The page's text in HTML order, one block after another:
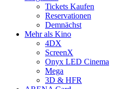
Tickets Kaufen
Reservationen
Demnächst
Mehr als Kino
4DX
ScreenX
Onyx LED Cinema
Mega
3D & HFR